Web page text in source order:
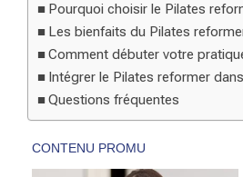
Pourquoi choisir le Pilates
Les bienfaits du Pilates
Comment débuter votre
Intégrer le Pilates reformer
Questions fréquentes